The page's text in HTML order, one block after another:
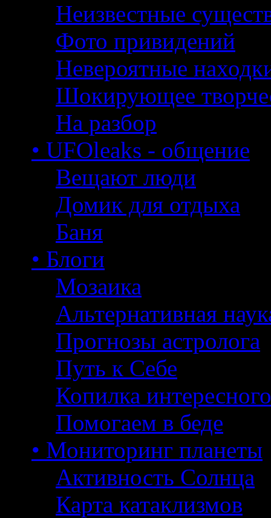
Неизвестные
Фото привидений
Невероятные
Шокирующее
На разбор
• UFOleaks - общение
Вещают люди
Домик для отдыха
Баня
• Блоги
Мозаика
Альтернативная
Прогнозы астролога
Путь к Себе
Копилка интересного
Помогаем в беде
• Мониторинг планеты
Активность Солнца
Карта катаклизмов